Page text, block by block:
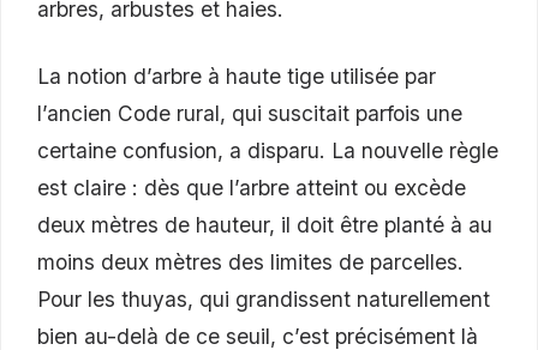
arbres, arbustes et haies.
La notion d’arbre à haute tige utilisée par
l’ancien Code rural, qui suscitait parfois une
certaine confusion, a disparu. La nouvelle règle
est claire : dès que l’arbre atteint ou excède
deux mètres de hauteur, il doit être planté à au
moins deux mètres des limites de parcelles.
Pour les thuyas, qui grandissent naturellement
bien au-delà de ce seuil, c’est précisément là